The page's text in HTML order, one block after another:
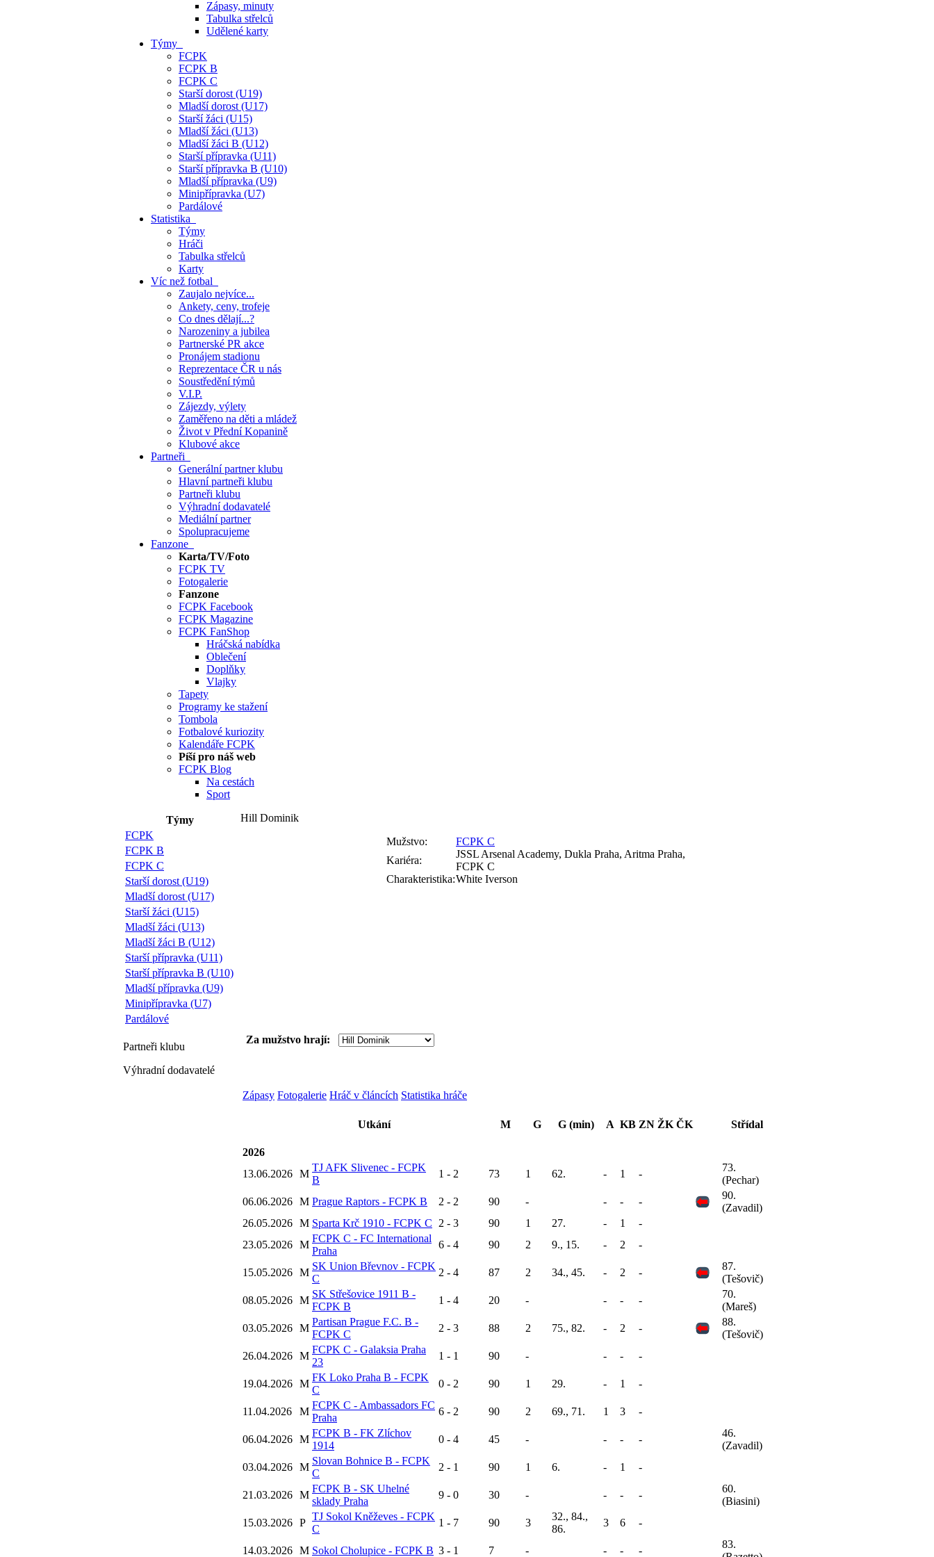
Zápasy, minuty
Tabulka střelců
Udělené karty
Týmy
FCPK
FCPK B
FCPK C
Starší dorost (U19)
Mladší dorost (U17)
Starší žáci (U15)
Mladší žáci (U13)
Mladší žáci B (U12)
Starší přípravka (U11)
Starší přípravka B (U10)
Mladší přípravka (U9)
Minipřípravka (U7)
Pardálové
Statistika
Týmy
Hráči
Tabulka střelců
Karty
Víc než fotbal
Zaujalo nejvíce...
Ankety, ceny, trofeje
Co dnes dělají...?
Narozeniny a jubilea
Partnerské PR akce
Pronájem stadionu
Reprezentace ČR u nás
Soustředění týmů
V.I.P.
Zájezdy, výlety
Zaměřeno na děti a mládež
Život v Přední Kopanině
Klubové akce
Partneři
Generální partner klubu
Hlavní partneři klubu
Partneři klubu
Výhradní dodavatelé
Mediální partner
Spolupracujeme
Fanzone
Karta/TV/Foto
FCPK TV
Fotogalerie
Fanzone
FCPK Facebook
FCPK Magazine
FCPK FanShop
Hráčská nabídka
Oblečení
Doplňky
Vlajky
Tapety
Programy ke stažení
Tombola
Fotbalové kuriozity
Kalendáře FCPK
Píší pro náš web
FCPK Blog
Na cestách
Sport
Týmy
FCPK
FCPK B
FCPK C
Starší dorost (U19)
Mladší dorost (U17)
Starší žáci (U15)
Mladší žáci (U13)
Mladší žáci B (U12)
Starší přípravka (U11)
Starší přípravka B (U10)
Mladší přípravka (U9)
Minipřípravka (U7)
Pardálové
Partneři klubu
Výhradní dodavatelé
Hill Dominik
Mužstvo:
FCPK C
Kariéra:
JSSL Arsenal Academy, Dukla Praha, Aritma Praha,
FCPK C
Charakteristika:White Iverson
Za mužstvo hrají:
Zápasy Fotogalerie Hráč v článcích Statistika hráče
Utkání M G G (min) A KB ZN ŽK ČK Střídal
2026
13.06.2026 M
TJ AFK Slivenec - FCPK
B
1 - 2 73 1 62. - 1 -
73.
(Pechar)
06.06.2026 M Prague Raptors - FCPK B 2 - 2 90 - - - -
90.
(Zavadil)
26.05.2026 M Sparta Krč 1910 - FCPK C 2 - 3 90 1 27. - 1
-
23.05.2026 M
FCPK C - FC International
Praha
6 - 4 90 2 9., 15. - 2 -
15.05.2026 M
SK Union Břevnov - FCPK
C
2 - 4 87 2 34., 45. - 2 -
87.
(Tešovič)
08.05.2026 M
SK Střešovice 1911 B -
FCPK B
1 - 4 20 - - - -
70.
(Mareš)
03.05.2026 M
Partisan Prague F.C. B -
FCPK C
2 - 3 88 2 75., 82. - 2 -
88.
(Tešovič)
26.04.2026 M
FCPK C - Galaksia Praha
23
1 - 1 90 - - - -
19.04.2026 M
FK Loko Praha B - FCPK
C
0 - 2 90 1 29. - 1 -
11.04.2026 M
FCPK C - Ambassadors FC
Praha
6 - 2 90 2 69., 71. 1 3 -
06.04.2026 M
FCPK B - FK Zlíchov
1914
0 - 4 45 - - - -
46.
(Zavadil)
03.04.2026 M
Slovan Bohnice B - FCPK
C
2 - 1 90 1 6. - 1 -
21.03.2026 M
FCPK B - SK Uhelné
sklady Praha
9 - 0 30 - - - -
60.
(Biasini)
15.03.2026 P
TJ Sokol Kněževes - FCPK
C
1 - 7 90 3
32., 84.,
86.
3 6 -
14.03.2026 M Sokol Cholupice - FCPK B 3 - 1 7 - - - -
83.